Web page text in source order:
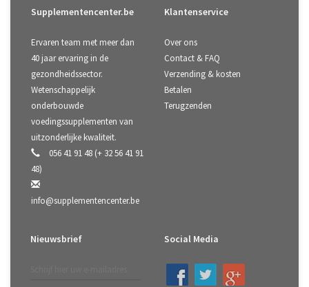
Supplementencenter.be
Ervaren team met meer dan
40 jaar ervaring in de
gezondheidssector.
Wetenschappelijk
onderbouwde
voedingssupplementen van
uitzonderlijke kwaliteit.
056 41 91 48 (+ 32 56 41 91
48)
info@supplementencenter.be
Klantenservice
Over ons
Contact & FAQ
Verzending & kosten
Betalen
Terugzenden
Nieuwsbrief Social Media